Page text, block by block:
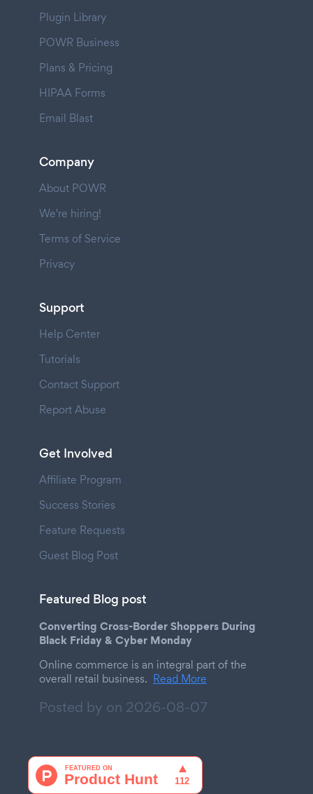
Plugin Library
POWR Business
Plans & Pricing
HIPAA Forms
Email Blast
Company
About POWR
We're hiring!
Terms of Service
Privacy
Support
Help Center
Tutorials
Contact Support
Report Abuse
Get Involved
Affiliate Program
Success Stories
Feature Requests
Guest Blog Post
Featured Blog post
Converting Cross-Border Shoppers During
Black Friday & Cyber Monday
Online commerce is an integral part of the
overall retail business. Read More
Posted by on 2026-08-07